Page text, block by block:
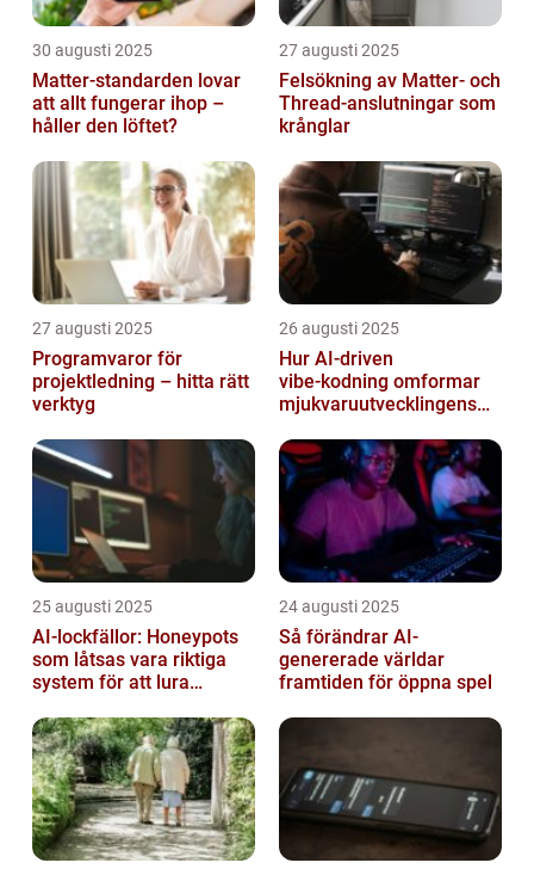
30 augusti 2025
Matter-standarden lovar
att allt fungerar ihop –
håller den löftet?
27 augusti 2025
Felsökning av Matter‑ och
Thread‑anslutningar som
krånglar
27 augusti 2025
Programvaror för
projektledning – hitta rätt
verktyg
26 augusti 2025
Hur AI‑driven
vibe‑kodning omformar
mjukvaruutvecklingens
25 augusti 2025
AI-lockfällor: Honeypots
som låtsas vara riktiga
system för att lura
24 augusti 2025
Så förändrar AI-
genererade världar
framtiden för öppna spel